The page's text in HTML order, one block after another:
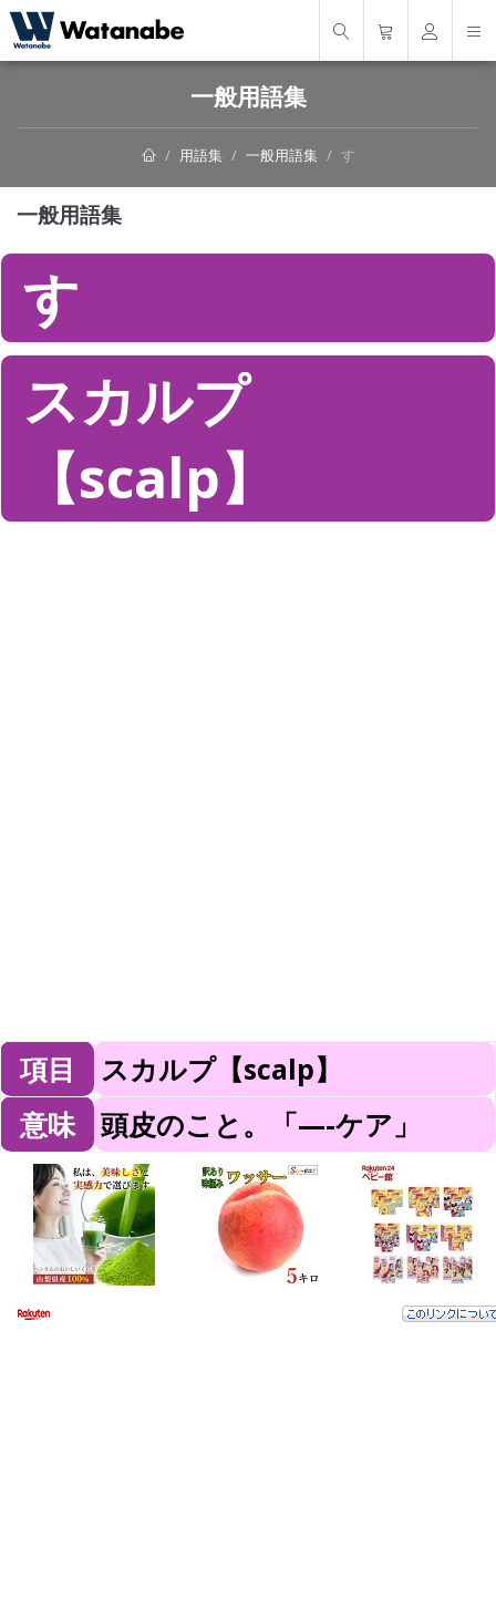
一般用語集
用語集 一般用語集 す
一般用語集
す
スカルプ
【scalp】
項目
スカルプ【scalp】
意味
頭皮のこと。「—-ケア」